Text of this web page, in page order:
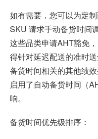
如有需要，您可以为定
SKU 请求手动备货时间
这些品类申请AHT豁免
得针对延迟配送的准时
备货时间相关的其他绩
启用了自动备货时间（
响。
备货时间优先级排序：